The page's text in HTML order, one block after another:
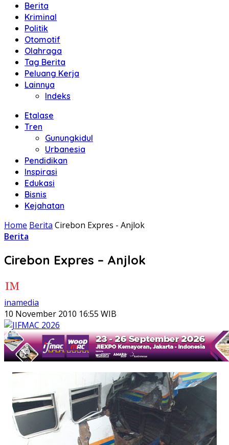
Berita
Kriminal
Politik
Otomotif
Olahraga
Tag Berita
Peluang Kerja
Lainnya
Indeks
Etalase
Tren
Gunungkidul
Urbanesia
Pendidikan
Inspirasi
Edukasi
Bisnis
Kejahatan
Home Berita Cirebon Expres - Anjlok
Berita
Cirebon Expres – Anjlok
inamedia
10 November 2010 16:55 WIB